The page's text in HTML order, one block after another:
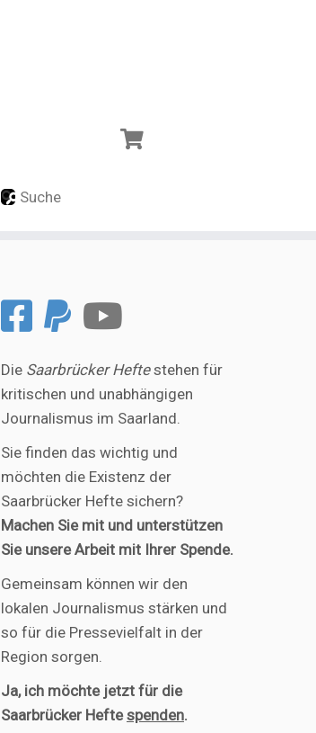
Suche
Die Saarbrücker Heftestehen für
kritischen und unabhängigen
Journalismus im Saarland.
Sie finden das wichtig und
möchten die Existenz der
Saarbrücker Hefte sichern?
Machen Sie mit und unterstützen
Sie unsere Arbeit mit Ihrer Spende.
Gemeinsam können wir den
lokalen Journalismus stärken und
so für die Pressevielfalt in der
Region sorgen.
Ja, ich möchte jetzt für die
Saarbrücker Heftespenden.